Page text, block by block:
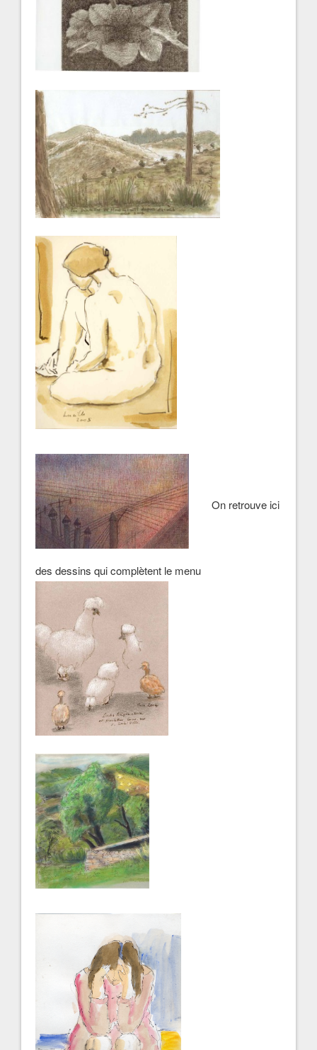
On retrouve ici
des dessins qui complètent le menu